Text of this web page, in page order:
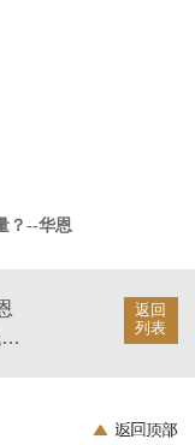
？--华恩
返回
列表
服装晾衣架批发如何拿到较低价格？--华恩